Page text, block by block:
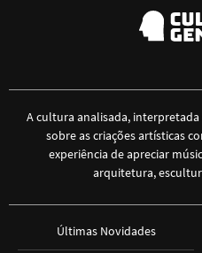
A cultura analisada,
sobre as criações artísticas
experiência de apreciar
arquitetura,
Últimas Novidades